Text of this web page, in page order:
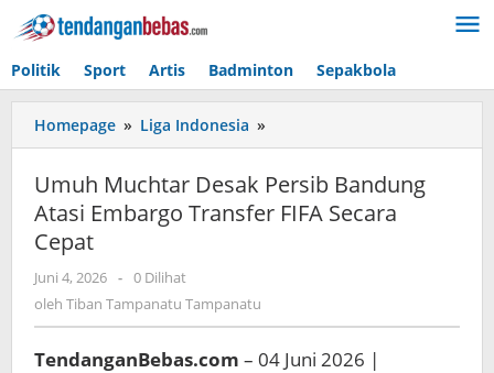
Lewati
ke
Politik Sport Artis Badminton Sepakbola
Homepage » Liga Indonesia »
Muchtar
Desak
Persib
Bandung
Secara
Cepat
Umuh Muchtar Desak Persib Bandung
Atasi Embargo Transfer FIFA Secara
Cepat
Juni 4, 2026 oleh
Tiban
Tampanatu
- 0 Dilihat
oleh Tiban Tampanatu Tampanatu
TendanganBebas.com – 04 Juni 2026 |